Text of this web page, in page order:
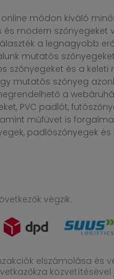
online módon kiváló
modern szőnyegeket
a legnagyobb
mutatós
szőnyegeket és a keleti
mutatós szőnyeg
a
PVC padlót,
műfüvet is
padlószőnyegek és
végzik:
elszámolása és
közvetítésével